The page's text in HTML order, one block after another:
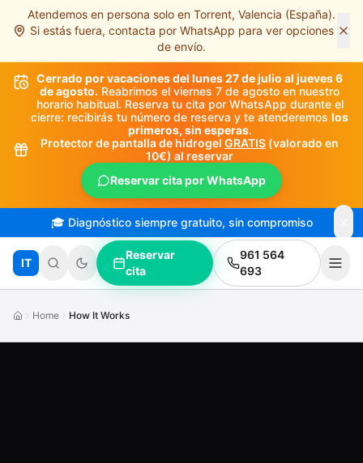
Saltar al contenido principal
Atendemos en persona solo en Torrent, Valencia (España).
Si estás fuera, contacta por WhatsApp para ver opciones
de envío.
Cerrado por vacaciones del lunes 27 de julio al jueves 6
de agosto. Reabrimos el viernes 7 de agosto en nuestro
horario habitual. Reserva tu cita por WhatsApp durante el
cierre: recibirás tu número de reserva y te atenderemos los
primeros, sin esperas.
Protector de pantalla de hidrogel GRATIS (valorado en
10€) al reservar
Reservar cita por WhatsApp
🎓 Diagnóstico siempre gratuito, sin compromiso
IT
Reservar
cita
961 564
693
Home How It Works